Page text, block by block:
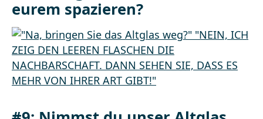
eurem spazieren?